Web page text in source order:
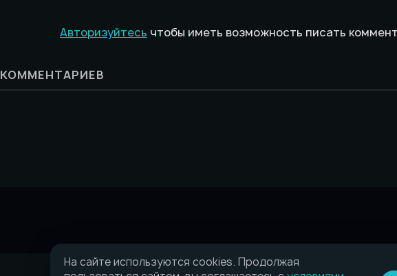
Авторизуйтесь чтобы иметь возможность писать
КОММЕНТАРИЕВ
На сайте используются cookies. Продолжая